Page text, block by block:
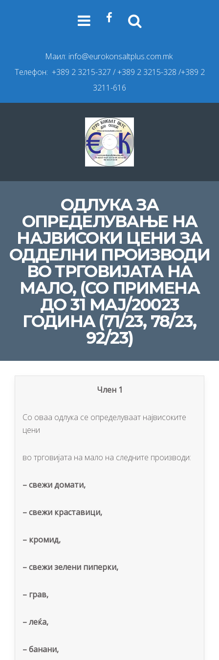
Маил: info@eurokonsaltplus.com.mk
Телефон: +389 2 3215-327 / +389 2 3215-328 /+389 2
3211-616
ОДЛУКА ЗА
OПРЕДЕЛУВАЊЕ НА
НАЈВИСОКИ ЦЕНИ ЗА
ОДДЕЛНИ ПРОИЗВОДИ
ВО ТРГОВИЈАТА НА
МАЛО, (СО ПРИМЕНА
ДО 31 МАЈ/20023
ГОДИНА (71/23, 78/23,
92/23)
Член 1
Со оваа одлука се определуваат највисоките
цени
во трговијата на мало нa следните производи:
–свежи домати,
–свежи краставици,
– кромид,
–свежи зелени пиперки,
– грав,
–леќа,
–банани,